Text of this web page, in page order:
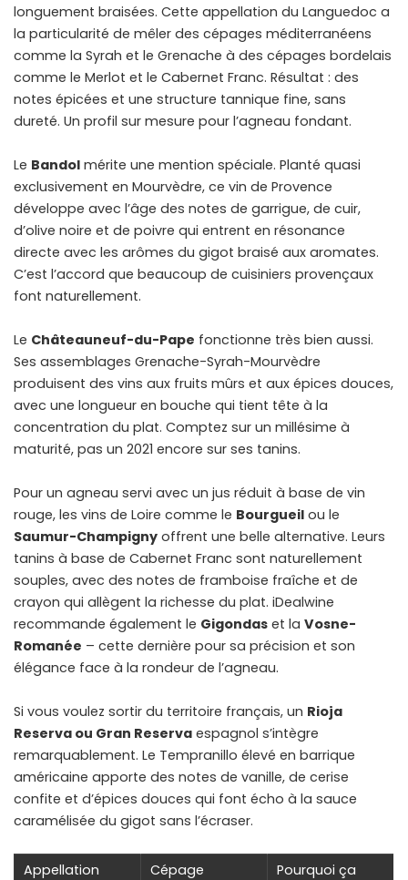
longuement braisées. Cette appellation du Languedoc a
la particularité de mêler des cépages méditerranéens
comme la Syrah et le Grenache à des cépages bordelais
comme le Merlot et le Cabernet Franc. Résultat : des
notes épicées et une structure tannique fine, sans
dureté. Un profil sur mesure pour l’agneau fondant.
Le Bandol mérite une mention spéciale. Planté quasi
exclusivement en Mourvèdre, ce vin de Provence
développe avec l’âge des notes de garrigue, de cuir,
d’olive noire et de poivre qui entrent en résonance
directe avec les arômes du gigot braisé aux aromates.
C’est l’accord que beaucoup de cuisiniers provençaux
font naturellement.
Le Châteauneuf-du-Pape fonctionne très bien aussi.
Ses assemblages Grenache-Syrah-Mourvèdre
produisent des vins aux fruits mûrs et aux épices douces,
avec une longueur en bouche qui tient tête à la
concentration du plat. Comptez sur un millésime à
maturité, pas un 2021 encore sur ses tanins.
Pour un agneau servi avec un jus réduit à base de vin
rouge, les vins de Loire comme le Bourgueil ou le
Saumur-Champigny offrent une belle alternative. Leurs
tanins à base de Cabernet Franc sont naturellement
souples, avec des notes de framboise fraîche et de
crayon qui allègent la richesse du plat. iDealwine
recommande également le Gigondas et la Vosne-
Romanée – cette dernière pour sa précision et son
élégance face à la rondeur de l’agneau.
Si vous voulez sortir du territoire français, un Rioja
Reserva ou Gran Reserva espagnol s’intègre
remarquablement. Le Tempranillo élevé en barrique
américaine apporte des notes de vanille, de cerise
confite et d’épices douces qui font écho à la sauce
caramélisée du gigot sans l’écraser.
Appellation
Cépage
Pourquoi ça